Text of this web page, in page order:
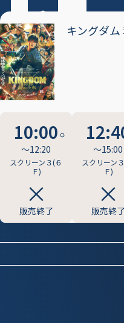
キングダ
10:00
〜12:20
スクリーン３(６
Ｆ)
販売終了
〜15:00
スクリーン
Ｆ)
販売終了